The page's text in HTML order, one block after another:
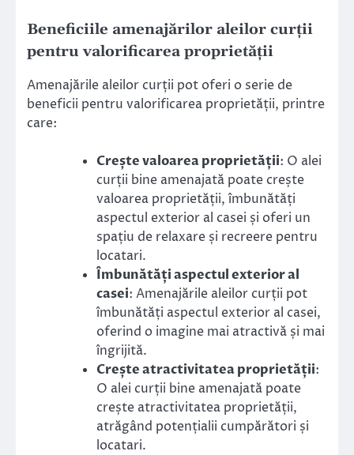
Beneficiile amenajărilor aleilor curții
pentru valorificarea proprietății
Amenajările aleilor curții pot oferi o serie de
beneficii pentru valorificarea proprietății, printre
care:
Crește valoarea proprietății: O alei
curții bine amenajată poate crește
valoarea proprietății, îmbunătăți
aspectul exterior al casei și oferi un
spațiu de relaxare și recreere pentru
locatari.
Îmbunătăți aspectul exterior al
casei: Amenajările aleilor curții pot
îmbunătăți aspectul exterior al casei,
oferind o imagine mai atractivă și mai
îngrijită.
Crește atractivitatea proprietății:
O alei curții bine amenajată poate
crește atractivitatea proprietății,
atrăgând potențialii cumpărători și
locatari.